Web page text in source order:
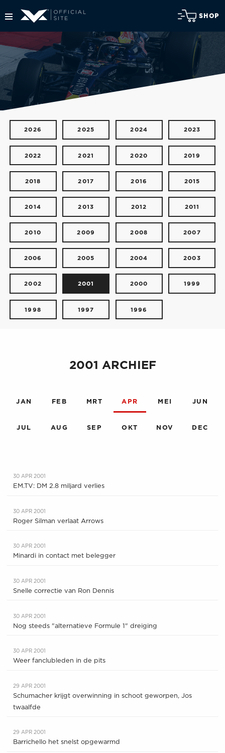
SHOP
2026 2025 2024 2023
2022 2021 2020 2019
2018 2017 2016 2015
2014 2013 2012 2011
2010 2009 2008 2007
2006 2005 2004 2003
2002 2001 2000 1999
1998 1997 1996
2001 ARCHIEF
JAN FEB MRT APR MEI JUN
JUL AUG SEP OKT NOV DEC
30 APR 2001
EM.TV: DM 2.8 miljard verlies
30 APR 2001
Roger Silman verlaat Arrows
30 APR 2001
Minardi in contact met belegger
30 APR 2001
Snelle correctie van Ron Dennis
30 APR 2001
Nog steeds "alternatieve Formule 1" dreiging
30 APR 2001
Weer fanclubleden in de pits
29 APR 2001
Schumacher krijgt overwinning in schoot geworpen, Jos
twaalfde
29 APR 2001
Barrichello het snelst opgewarmd